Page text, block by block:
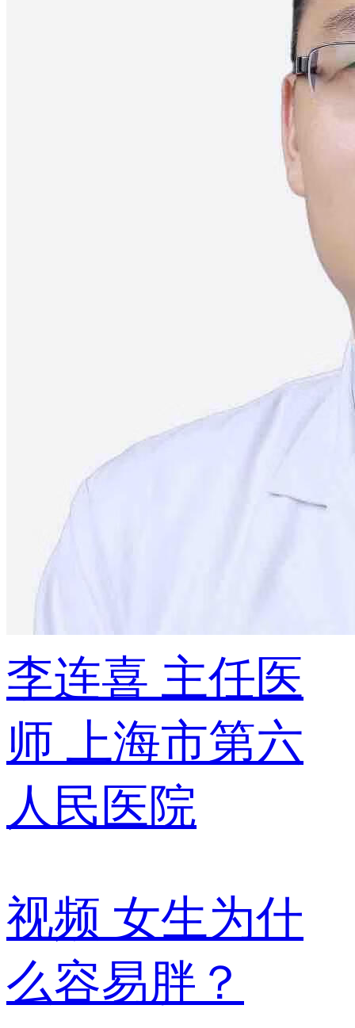
李连喜 主任医
师 上海市第六
人民医院
视频 女生为什
么容易胖？